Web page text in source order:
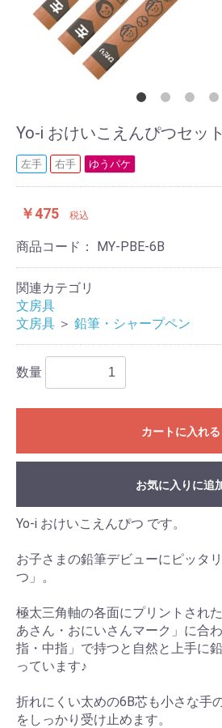
Yo-i おけいこえんぴつセッ
左手 右手 ゆうパケ
￥475 税込
商品コード： MY-PBE-6B
関連カテゴリ
文房具
文房具 ＞ 鉛筆・シャープペン
数量
カートに入れる
お気に入りに追
Yo-i おけいこえんぴつ です。
お子さまの鉛筆デビューにピッタ
つ」。
極太三角軸の各面にプリントされ
あさん・おにいさんマーク」に合
指・中指」で持つと自然と上手に
っています♪
折れにくい太めの6B芯も小さな手
をしっかり受け止めます。